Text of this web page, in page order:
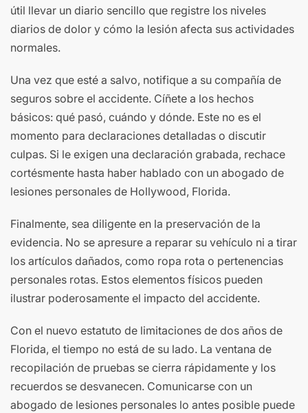
útil llevar un diario sencillo que registre los niveles
diarios de dolor y cómo la lesión afecta sus actividades
normales.
Una vez que esté a salvo, notifique a su compañía de
seguros sobre el accidente. Cíñete a los hechos
básicos: qué pasó, cuándo y dónde. Este no es el
momento para declaraciones detalladas o discutir
culpas. Si le exigen una declaración grabada, rechace
cortésmente hasta haber hablado con un abogado de
lesiones personales de Hollywood, Florida.
Finalmente, sea diligente en la preservación de la
evidencia. No se apresure a reparar su vehículo ni a tirar
los artículos dañados, como ropa rota o pertenencias
personales rotas. Estos elementos físicos pueden
ilustrar poderosamente el impacto del accidente.
Con el nuevo estatuto de limitaciones de dos años de
Florida, el tiempo no está de su lado. La ventana de
recopilación de pruebas se cierra rápidamente y los
recuerdos se desvanecen. Comunicarse con un
abogado de lesiones personales lo antes posible puede